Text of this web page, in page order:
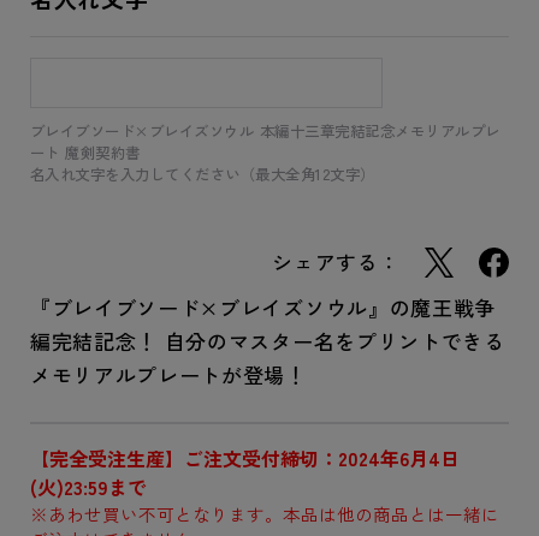
ブレイブソード×ブレイズソウル 本編十三章完結記念メモリアルプレ
ート 魔剣契約書
名入れ文字を入力してください（最大全角12文字）
シェアする：
『ブレイブソード×ブレイズソウル』の魔王戦争
編完結記念！ 自分のマスター名をプリントできる
メモリアルプレートが登場！
【完全受注生産】ご注文受付締切：2024年6月4日
(火)23:59まで
※あわせ買い不可となります。本品は他の商品とは一緒に